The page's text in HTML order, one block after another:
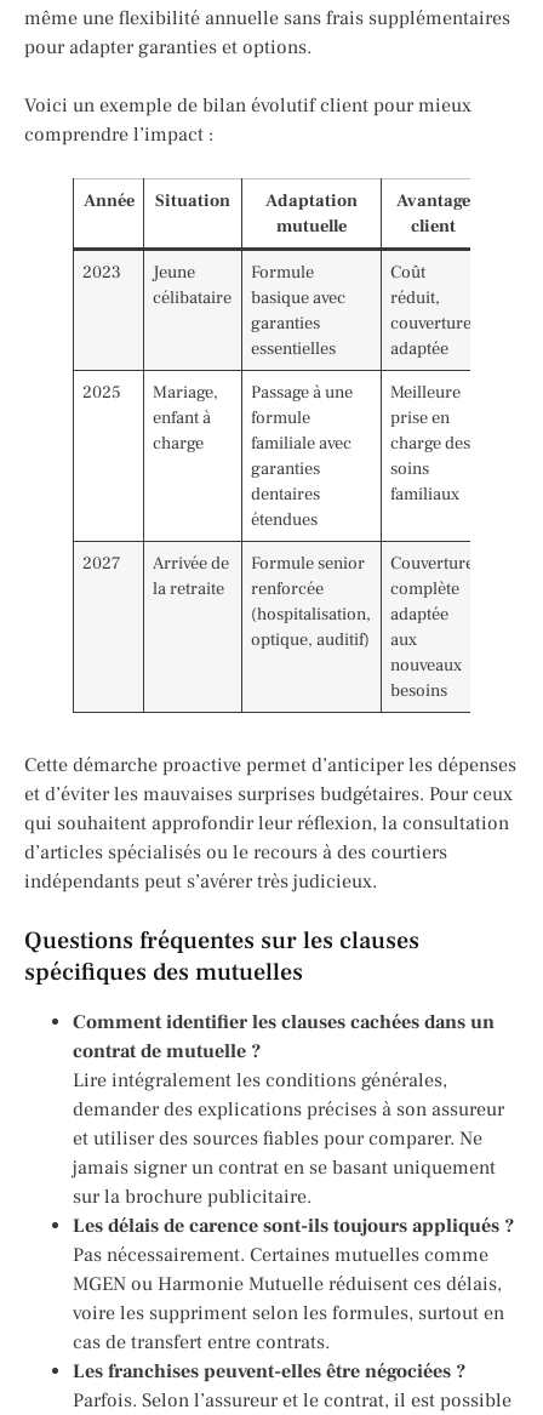
même une flexibilité annuelle sans frais supplémentaires
pour adapter garanties et options.
Voici un exemple de bilan évolutif client pour mieux
comprendre l’impact :
Année Situation
Adaptation
mutuelle
Avantage
client
2023
Jeune
célibataire
Formule
basique avec
garanties
essentielles
Coût
réduit,
couverture
adaptée
2025
Mariage,
enfant à
charge
Passage à une
formule
familiale avec
garanties
dentaires
étendues
Meilleure
prise en
charge des
soins
familiaux
2027
Arrivée de
la retraite
Formule senior
renforcée
(hospitalisation,
optique, auditif)
Couverture
complète
adaptée
aux
nouveaux
besoins
Cette démarche proactive permet d’anticiper les dépenses
et d’éviter les mauvaises surprises budgétaires. Pour ceux
qui souhaitent approfondir leur réflexion, la consultation
d’articles spécialisés ou le recours à des courtiers
indépendants peut s’avérer très judicieux.
Questions fréquentes sur les clauses
spécifiques des mutuelles
Comment identifier les clauses cachées dans un
contrat de mutuelle ?
Lire intégralement les conditions générales,
demander des explications précises à son assureur
et utiliser des sources fiables pour comparer. Ne
jamais signer un contrat en se basant uniquement
sur la brochure publicitaire.
Les délais de carence sont-ils toujours appliqués ?
Pas nécessairement. Certaines mutuelles comme
MGEN ou Harmonie Mutuelle réduisent ces délais,
voire les suppriment selon les formules, surtout en
cas de transfert entre contrats.
Les franchises peuvent-elles être négociées ?
Parfois. Selon l’assureur et le contrat, il est possible